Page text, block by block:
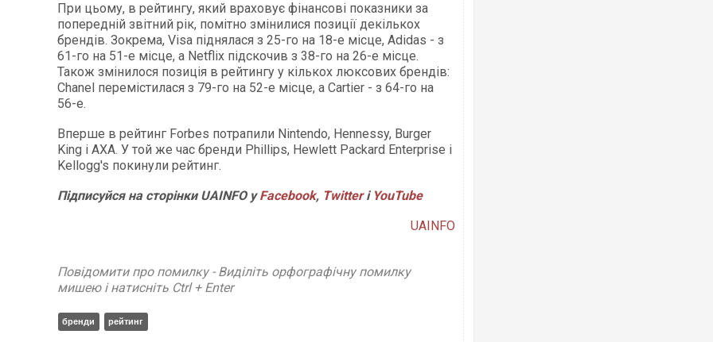
При цьому, в рейтингу, який враховує фінансові показники за
попередній звітний рік, помітно змінилися позиції декількох
брендів. Зокрема, Visa піднялася з 25-го на 18-е місце, Adidas - з
61-го на 51-е місце, а Netflix підскочив з 38-го на 26-е місце.
Також змінилося позиція в рейтингу у кількох люксових брендів:
Chanel перемістилася з 79-го на 52-е місце, а Cartier - з 64-го на
56-е.
Вперше в рейтинг Forbes потрапили Nintendo, Hennessy, Burger
King і AXA. У той же час бренди Phillips, Hewlett Packard Enterprise і
Kellogg's покинули рейтинг.
Підписуйся на сторінки UAINFO уFacebook, Twitterі YouTube
UAINFO
Повідомити про помилку - Виділіть орфографічну помилку
мишею і натисніть Ctrl + Enter
бренди рейтинг